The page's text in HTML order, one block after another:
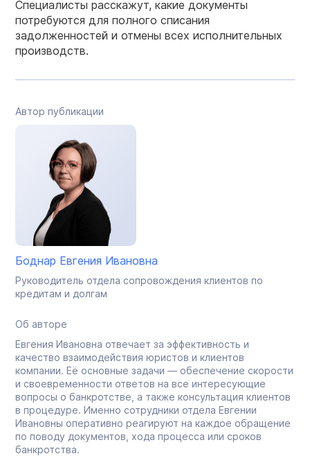
Специалисты расскажут, какие документы
потребуются для полного списания
задолженностей и отмены всех исполнительных
производств.
Автор публикации
Боднар Евгения Ивановна
Руководитель отдела сопровождения клиентов по
кредитам и долгам
Об авторе
Евгения Ивановна отвечает за эффективность и
качество взаимодействия юристов и клиентов
компании. Её основные задачи — обеспечение скорости
и своевременности ответов на все интересующие
вопросы о банкротстве, а также консультация клиентов
в процедуре. Именно сотрудники отдела Евгении
Ивановны оперативно реагируют на каждое обращение
по поводу документов, хода процесса или сроков
банкротства.